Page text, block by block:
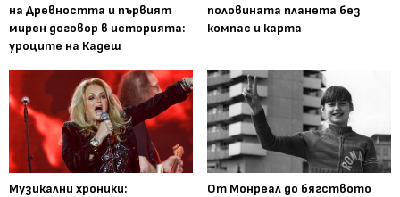
на Древността и първият
мирен договор в историята:
уроците на Кадеш
половината планета без
компас и карта
Музикални хроники:
От Монреал до бягството